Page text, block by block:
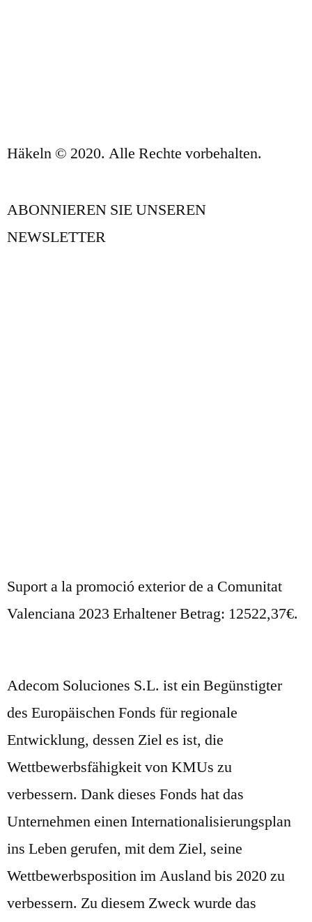
Häkeln © 2020. Alle Rechte vorbehalten.
ABONNIEREN SIE UNSEREN
NEWSLETTER
Suport a la promoció exterior de a Comunitat
Valenciana 2023 Erhaltener Betrag: 12522,37€.
Adecom Soluciones S.L. ist ein Begünstigter
des Europäischen Fonds für regionale
Entwicklung, dessen Ziel es ist, die
Wettbewerbsfähigkeit von KMUs zu
verbessern. Dank dieses Fonds hat das
Unternehmen einen Internationalisierungsplan
ins Leben gerufen, mit dem Ziel, seine
Wettbewerbsposition im Ausland bis 2020 zu
verbessern. Zu diesem Zweck wurde das